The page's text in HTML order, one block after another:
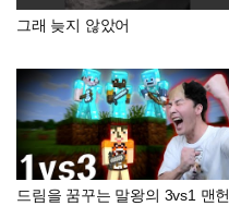
그래 늦지 않았어
드림을 꿈꾸는 말왕의 3vs1 맨헌